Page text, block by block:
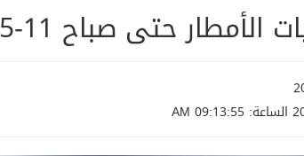
حتى صباح 11-05-2024